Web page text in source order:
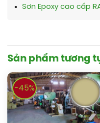
Sơn Epoxy cao cấp
Sản phẩm tương
-45%